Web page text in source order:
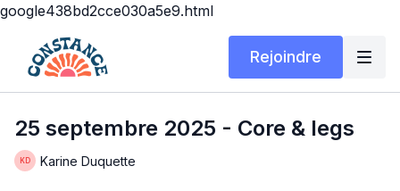
google438bd2cce030a5e9.html
Rejoindre
25 septembre 2025 - Core & legs
Karine Duquette